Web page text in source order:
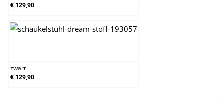
€ 129,90
zwart
€ 129,90